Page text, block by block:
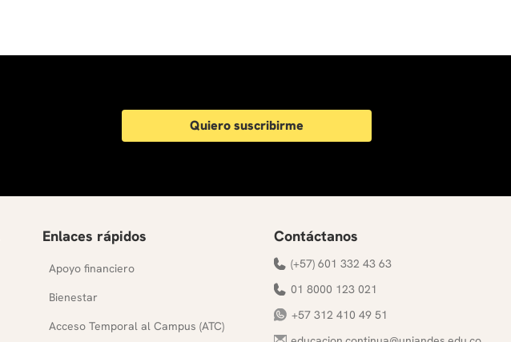
Quiero suscribirme
Enlaces rápidos
Apoyo financiero
Bienestar
Acceso Temporal al Campus (ATC)
Contáctanos
(+57) 601 332 43 63
01 8000 123 021
+57 312 410 49 51